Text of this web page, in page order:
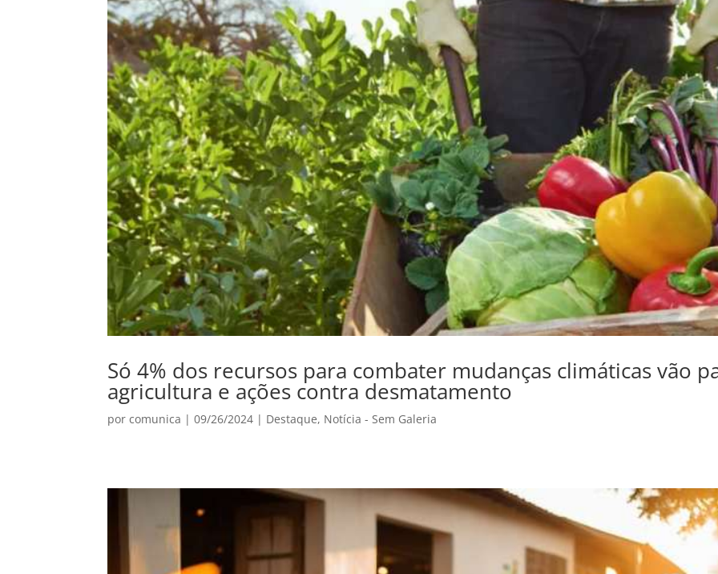
Só 4% dos recursos para combater mudanças climáticas vão
agricultura e ações contra desmatamento
porcomunica |09/26/2024 | Destaque, Notícia - Sem Galeria